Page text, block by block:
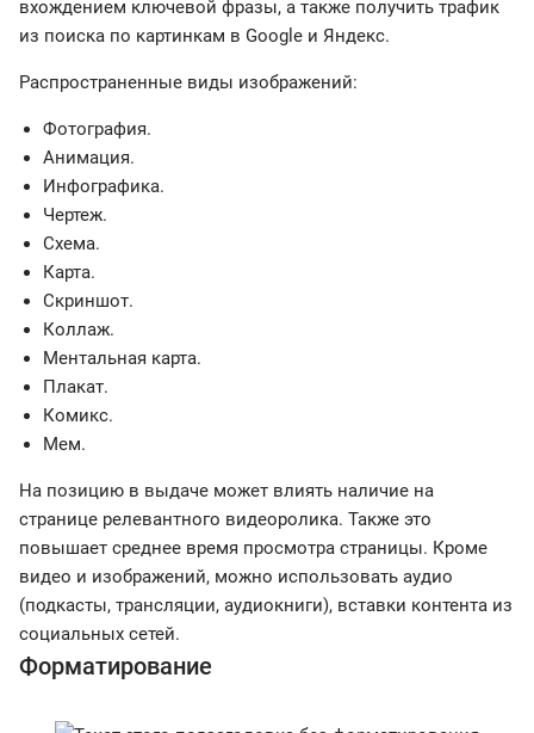
вхождением ключевой фразы, а также получить трафик
из поиска по картинкам в Google и Яндекс.
Распространенные виды изображений:
Фотография.
Анимация.
Инфографика.
Чертеж.
Схема.
Карта.
Скриншот.
Коллаж.
Ментальная карта.
Плакат.
Комикс.
Мем.
На позицию в выдаче может влиять наличие на
странице релевантного видеоролика. Также это
повышает среднее время просмотра страницы. Кроме
видео и изображений, можно использовать аудио
(подкасты, трансляции, аудиокниги), вставки контента из
социальных сетей.
Форматирование